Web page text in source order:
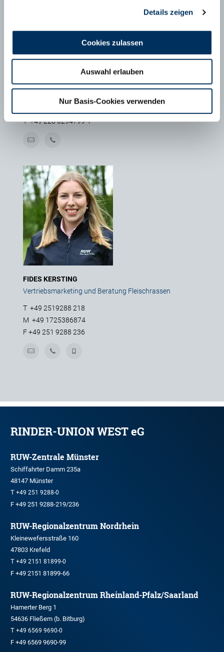
Details zeigen
Cookies zulassen
Auswahl erlauben
Nur Basis-Cookies verwenden
MAXIMILIAN SCHÄFER
Geschäftsführer FHB e.V., Bonn
T +49 228 6294799-1
FIDES KERSTING
Vertriebsmarketing und Beratung Fleischrassen
T +49 2519288 218
M +49 1725386874
F+49 251 9288 236
RINDER-UNION WEST eG
RUW-Zentrale Münster
Schiffahrter Damm 235a
48147 Münster
T +49 251 9288-0
F +49 251 9288-219/236
RUW-Regionalzentrum Nordrhein
Kleinewefersstraße 160
47803 Krefeld
T +49 2151 81899-0
F +49 2151 81899-66
RUW-Regionalzentrum Rheinland-Pfalz/Saarland
Hamerter Berg 1
54636 Fließem (b. Bitburg)
T +49 6569 9690-0
F +49 6569 9690-99